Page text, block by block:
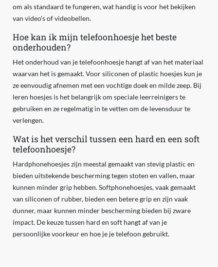
om als standaard te fungeren, wat handig is voor het bekijken
van video's of videobellen.
Hoe kan ik mijn telefoonhoesje het beste
onderhouden?
Het onderhoud van je telefoonhoesje hangt af van het materiaal
waarvan het is gemaakt. Voor siliconen of plastic hoesjes kun je
ze eenvoudig afnemen met een vochtige doek en milde zeep. Bij
leren hoesjes is het belangrijk om speciale leerreinigers te
gebruiken en ze regelmatig in te vetten om de levensduur te
verlengen.
Wat is het verschil tussen een hard en een soft
telefoonhoesje?
Hardphonehoesjes zijn meestal gemaakt van stevig plastic en
bieden uitstekende bescherming tegen stoten en vallen, maar
kunnen minder grip hebben. Softphonehoesjes, vaak gemaakt
van siliconen of rubber, bieden een betere grip en zijn vaak
dunner, maar kunnen minder bescherming bieden bij zware
impact. De keuze tussen hard en soft hangt af van je
persoonlijke voorkeur en hoe je je telefoon gebruikt.